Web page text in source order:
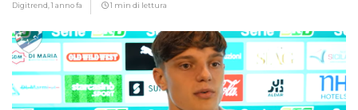
Digitrend,1 anno fa 1 min di lettura